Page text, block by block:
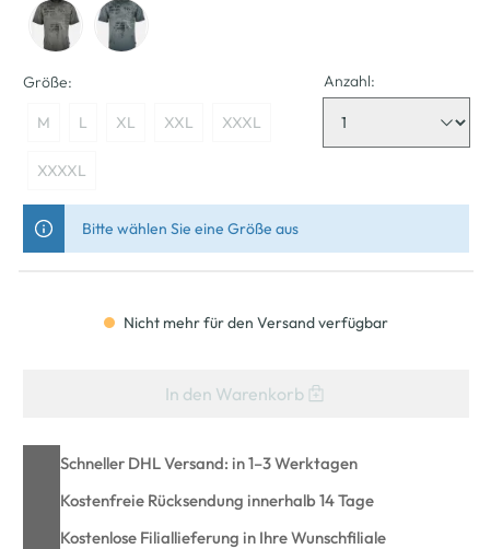
Größe:
M L XL XXL XXXL
XXXXL
Anzahl:
Bitte wählen Sie eine Größe aus
Nicht mehr für den Versand verfügbar
In den Warenkorb
Schneller DHL Versand: in 1–3 Werktagen
Kostenfreie Rücksendung innerhalb 14 Tage
Kostenlose Filiallieferung in Ihre Wunschfiliale